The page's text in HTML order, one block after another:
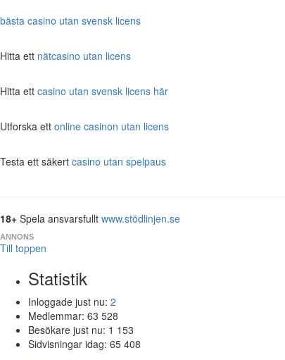
bästa casino utan svensk licens
Hitta ett nätcasino utan licens
Hitta ett casino utan svensk licens här
Utforska ett online casinon utan licens
Testa ett säkert casino utan spelpaus
18+ Spela ansvarsfullt www.stödlinjen.se
ANNONS
Till toppen
Statistik
Inloggade just nu: 2
Medlemmar: 63 528
Besökare just nu: 1 153
Sidvisningar idag: 65 408